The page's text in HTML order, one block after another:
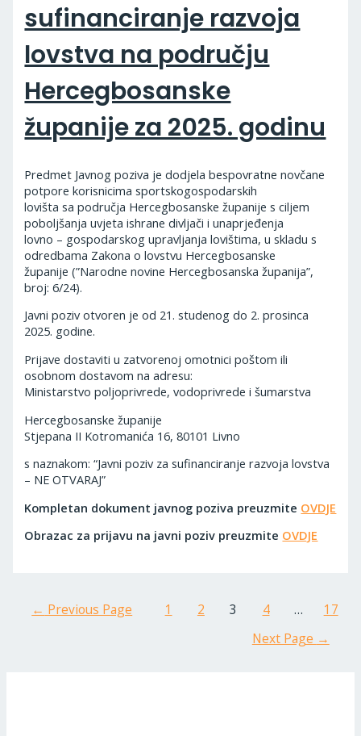
sufinanciranje razvoja
lovstva na području
Hercegbosanske
županije za 2025. godinu
Predmet Javnog poziva je dodjela bespovratne novčane
potpore korisnicima sportskogospodarskih
lovišta sa područja Hercegbosanske županije s ciljem
poboljšanja uvjeta ishrane divljači i unaprjeđenja
lovno – gospodarskog upravljanja lovištima, u skladu s
odredbama Zakona o lovstvu Hercegbosanske
županije (”Narodne novine Hercegbosanska županija”,
broj: 6/24).
Javni poziv otvoren je od 21. studenog do 2. prosinca
2025. godine.
Prijave dostaviti u zatvorenoj omotnici poštom ili
osobnom dostavom na adresu:
Ministarstvo poljoprivrede, vodoprivrede i šumarstva
Hercegbosanske županije
Stjepana II Kotromanića 16, 80101 Livno
s naznakom: “Javni poziv za sufinanciranje razvoja lovstva
– NE OTVARAJ”
Kompletan dokument javnog poziva preuzmite OVDJE
Obrazac za prijavu na javni poziv preuzmite OVDJE
← Previous Page 1 2 3 4 …
17
Next Page →